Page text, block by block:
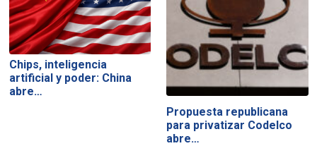
Chips, inteligencia
artificial y poder: China
abre…
Propuesta republicana
para privatizar Codelco
abre…